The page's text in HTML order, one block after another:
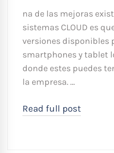
na de las mejoras
sistemas CLOUD es
versiones disponibles
smartphones y tablet
donde estes puedes
la empresa. …
Read full post